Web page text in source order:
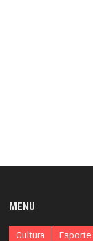
MENU
Cultura Esporte